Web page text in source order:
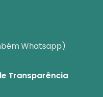
Whatsapp)
Transparência